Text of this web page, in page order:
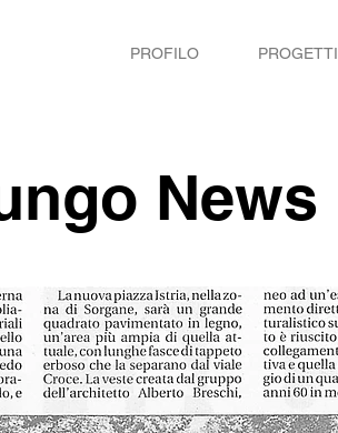
PROFILO PROGETTI
News